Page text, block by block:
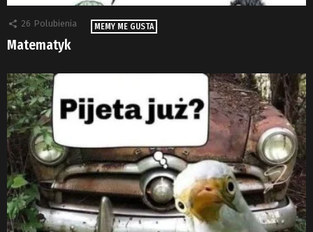
26 Polubienia MEMY ME GUSTA
Matematyk